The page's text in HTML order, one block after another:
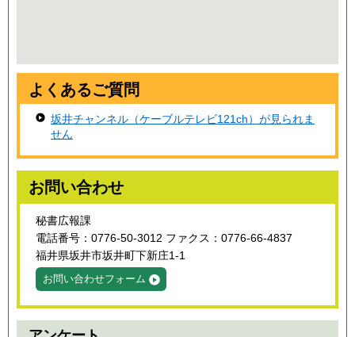
よくあるご質問
坂井チャンネル（ケーブルテレビ121ch）が見られま
せん
お問い合わせ
秘書広報課
電話番号：0776-50-3012 ファクス：0776-66-4837
福井県坂井市坂井町下新庄1-1
お問い合わせフォーム